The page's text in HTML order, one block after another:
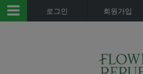
로그인 회원가입